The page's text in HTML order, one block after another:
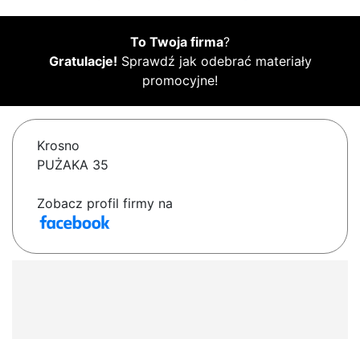
To Twoja firma?
Gratulacje! Sprawdź jak odebrać materiały
promocyjne!
Krosno
PUŻAKA 35
Zobacz profil firmy na